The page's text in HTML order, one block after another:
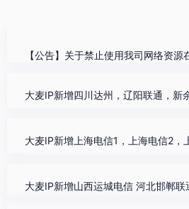
大麦IP新增上海电信1，上海电信2，
大麦IP新增山西运城电信 河北邯郸